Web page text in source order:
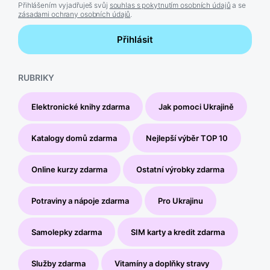
Přihlášením vyjadřuješ svůj souhlas s pokytnutím osobních údajů a se
zásadami ochrany osobních údajů.
Přihlásit
RUBRIKY
Elektronické knihy zdarma Jak pomoci Ukrajině
Katalogy domů zdarma Nejlepší výběr TOP 10
Online kurzy zdarma Ostatní výrobky zdarma
Potraviny a nápoje zdarma Pro Ukrajinu
Samolepky zdarma SIM karty a kredit zdarma
Služby zdarma Vitamíny a doplňky stravy